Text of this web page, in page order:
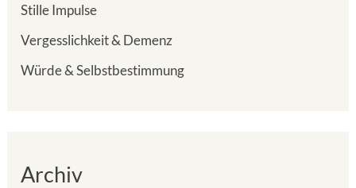
Stille Impulse
Vergesslichkeit & Demenz
Würde & Selbstbestimmung
Archiv